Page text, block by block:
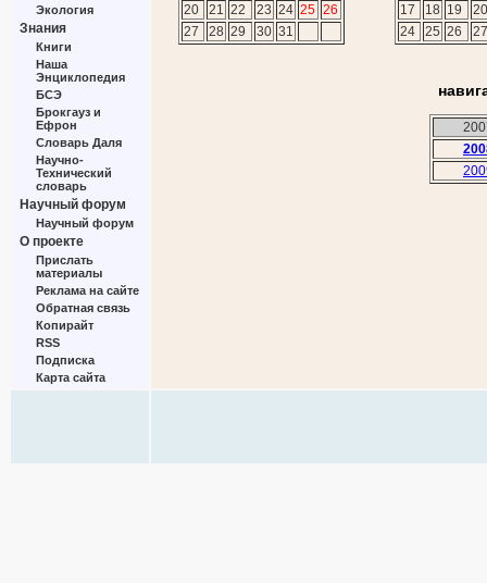
Экология
Знания
Книги
Наша
Энциклопедия
БСЭ
Брокгауз и
Ефрон
Словарь Даля
Научно-
Технический
словарь
Научный форум
Научный форум
О проекте
Прислать
материалы
Реклама на сайте
Обратная связь
Копирайт
RSS
Подписка
Карта сайта
20
21 22 23 24 25 26
27
28 29 30 31
17
18 19
20
24
25 26 27